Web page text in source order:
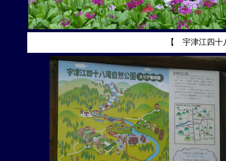
【 宇津江四